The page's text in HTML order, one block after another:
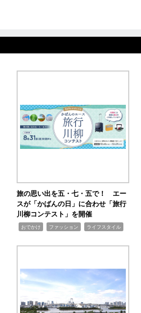
旅の思い出を五・七・五で！ エー
スが「かばんの日」に合わせ「旅行
川柳コンテスト」を開催
おでかけ ファッション ライフスタイル